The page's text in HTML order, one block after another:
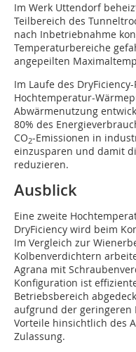
Im Werk Uttendorf
Teilbereich des
nach Inbetriebnahme
Temperaturbereiche
angepeilten
Im Laufe des
Hochtemperatur-
Abwärmenutzung
80% des
CO2-Emissionen in
einzusparen und damit
reduzieren.
Ausblick
Eine zweite
DryFiciency wird beim
Im Vergleich zur
Kolbenverdichtern
Agrana mit
Konfiguration ist
Betriebsbereich
aufgrund der
Vorteile hinsichtlich des
Zulassung.